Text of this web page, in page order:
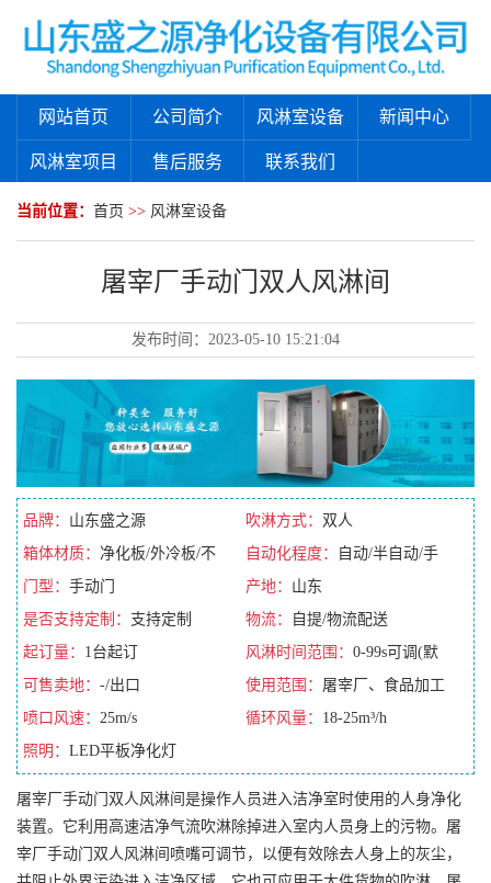
网站首页 公司简介 风淋室设备 新闻中心
风淋室项目 售后服务 联系我们
当前位置： 首页 >> 风淋室设备
屠宰厂手动门双人风淋间
发布时间： 2023-05-10 15:21:04
品牌： 山东盛之源 吹淋方式： 双人
箱体材质： 净化板/外冷板/不
锈钢/彩钢板
自动化程度：
自动/半自动/手
动/全自动
门型： 手动门 产地： 山东
是否支持定制： 支持定制 物流：
自提/物流配送
起订量： 1台起订 风淋时间范围： 0-99s可调(默
认10s)
可售卖地： -/出口 使用范围： 屠宰厂、食品加工
厂
喷口风速： 25m/s 循环风量： 18-25m³/h
照明： LED平板净化灯
屠宰厂手动门双人风淋间是操作人员进入洁净室时使用的人身净化
装置。它利用高速洁净气流吹淋除掉进入室内人员身上的污物。屠
宰厂手动门双人风淋间喷嘴可调节，以便有效除去人身上的灰尘，